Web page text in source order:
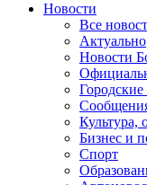
Новости
Все
Актуально
Новости
Культура,
Бизнес и
Спорт